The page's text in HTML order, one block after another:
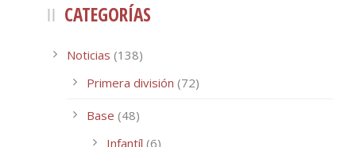
CATEGORÍAS
Noticias (138)
Primera división (72)
Base (48)
Infantíl (6)